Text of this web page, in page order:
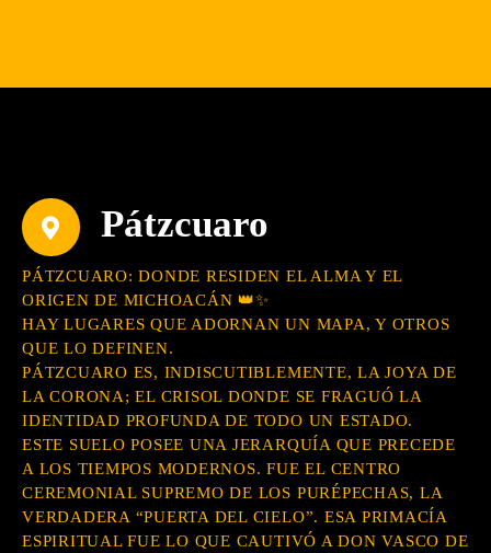
Pátzcuaro
PÁTZCUARO: DONDE RESIDEN EL ALMA Y EL
ORIGEN DE MICHOACÁN 👑✨
HAY LUGARES QUE ADORNAN UN MAPA, Y OTROS
QUE LO DEFINEN.
PÁTZCUARO ES, INDISCUTIBLEMENTE, LA JOYA DE
LA CORONA; EL CRISOL DONDE SE FRAGUÓ LA
IDENTIDAD PROFUNDA DE TODO UN ESTADO.
ESTE SUELO POSEE UNA JERARQUÍA QUE PRECEDE
A LOS TIEMPOS MODERNOS. FUE EL CENTRO
CEREMONIAL SUPREMO DE LOS PURÉPECHAS, LA
VERDADERA “PUERTA DEL CIELO”. ESA PRIMACÍA
ESPIRITUAL FUE LO QUE CAUTIVÓ A DON VASCO DE